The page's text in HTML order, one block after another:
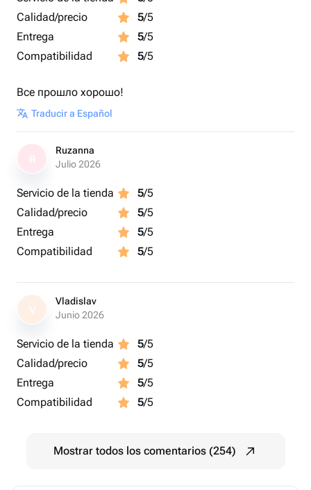
Calidad/precio
5/5
Entrega
5/5
Compatibilidad
5/5
Все прошло хорошо!
Traducir a Español
Ruzanna
Julio 2026
Servicio de la tienda 5/5
Calidad/precio
5/5
Entrega
5/5
Compatibilidad
5/5
V
Vladislav
Junio 2026
Servicio de la tienda 5/5
Calidad/precio
5/5
Entrega
5/5
Compatibilidad
5/5
Mostrar todos los comentarios (254)